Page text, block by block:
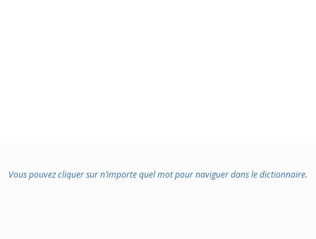
Vous pouvez cliquer sur n’importe quel mot pour naviguer dans le dictionnaire.